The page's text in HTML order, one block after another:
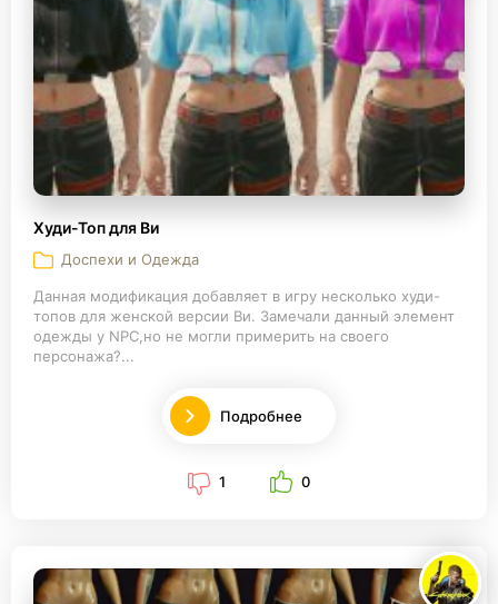
Худи-Топ для Ви
Доспехи и Одежда
Данная модификация добавляет в игру несколько худи-
топов для женской версии Ви. Замечали данный элемент
одежды у NPC,но не могли примерить на своего
персонажа?...
Подробнее
1 0